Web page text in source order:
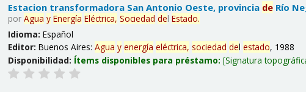
Estacion transformadora San Antonio Oeste, provincia de Río
porAgua y Energía Eléctrica, Sociedad delEstado.
Idioma:Español
Editor:Buenos Aires:Agua y energía eléctrica, sociedad delestado, 1988
Disponibilidad: Ítems disponibles para préstamo: Signatura